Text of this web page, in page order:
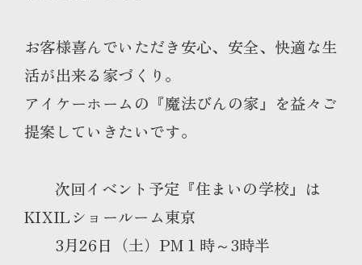
お客様喜んでいただき安心、安全、快適な生
活が出来る家づくり。
アイケーホームの『魔法びんの家』を益々ご
提案していきたいです。
次回イベント予定『住まいの学校』は
KIXILショールーム東京
3月26日（土）PM１時～3時半